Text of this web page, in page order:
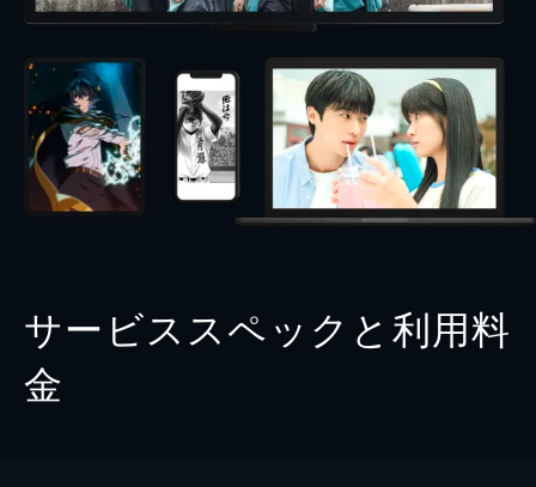
サービススペックと利用料
金